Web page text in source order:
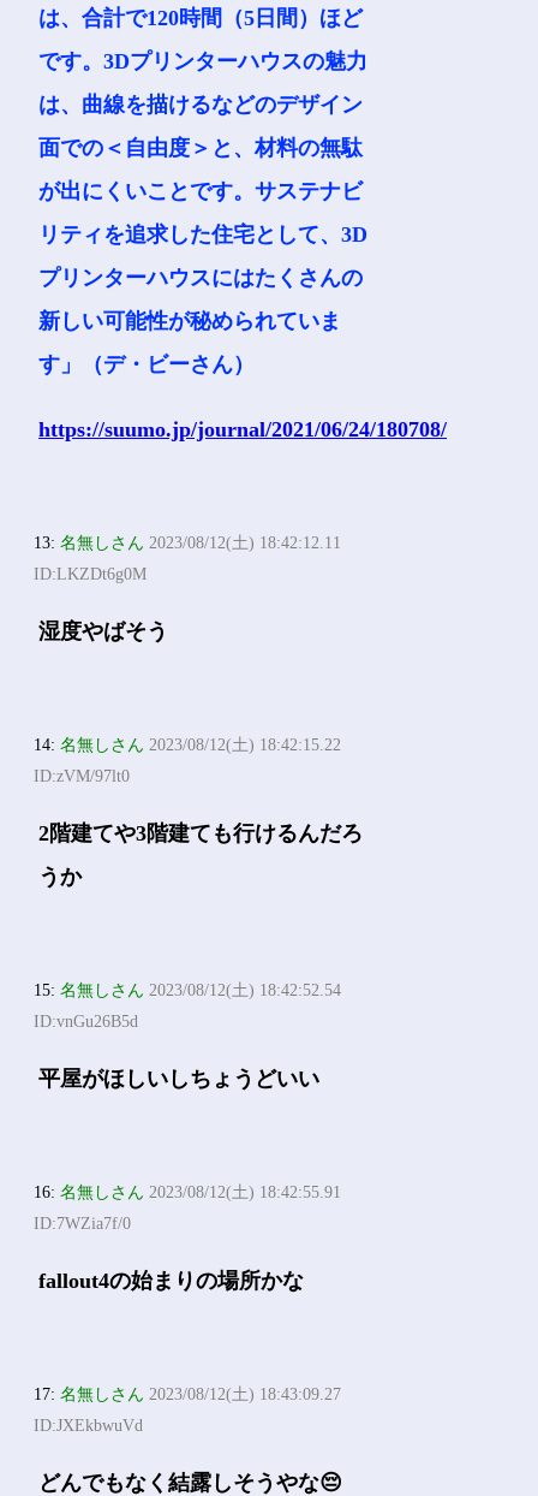
は、合計で120時間（5日間）ほど
です。3Dプリンターハウスの魅力
は、曲線を描けるなどのデザイン
面での＜自由度＞と、材料の無駄
が出にくいことです。サステナビ
リティを追求した住宅として、3D
プリンターハウスにはたくさんの
新しい可能性が秘められていま
す」（デ・ビーさん）
https://suumo.jp/journal/2021/06/24/180708/
13:名無しさん 2023/08/12(土) 18:42:12.11
ID:LKZDt6g0M
湿度やばそう
14:名無しさん 2023/08/12(土) 18:42:15.22
ID:zVM/97lt0
2階建てや3階建ても行けるんだろ
うか
15:名無しさん 2023/08/12(土) 18:42:52.54
ID:vnGu26B5d
平屋がほしいしちょうどいい
16:名無しさん 2023/08/12(土) 18:42:55.91
ID:7WZia7f/0
fallout4の始まりの場所かな
17:名無しさん 2023/08/12(土) 18:43:09.27
ID:JXEkbwuVd
どんでもなく結露しそうやな😔